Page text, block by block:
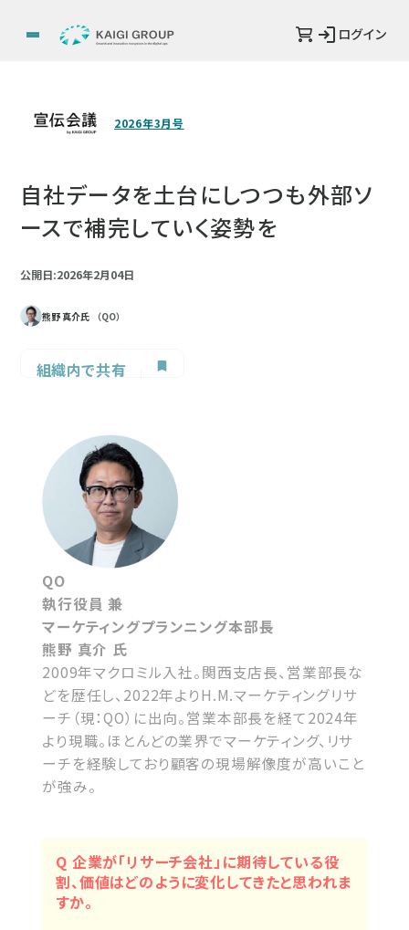
ログイン
2026年3月号
自社データを土台にしつつも外部ソ
ースで補完していく姿勢を
公開日:2026年2月04日
熊野 真介氏 （QO）
組織内で共有
QO
執行役員 兼
マーケティングプランニング本部長
熊野 真介 氏
2009年マクロミル入社。関西支店長、営業部長な
どを歴任し、2022年よりH.M.マーケティングリサ
ーチ（現：QO）に出向。営業本部長を経て2024年
より現職。ほとんどの業界でマーケティング、リサ
ーチを経験しており顧客の現場解像度が高いこと
が強み。
Q 企業が「リサーチ会社」に期待している役
割、価値はどのように変化してきたと思われま
すか。